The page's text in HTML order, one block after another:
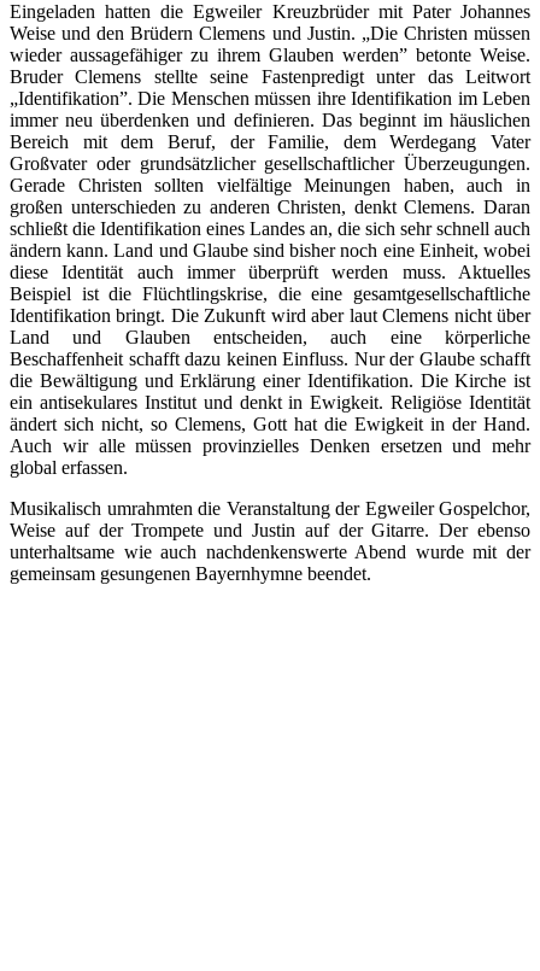
Eingeladen hatten die Egweiler Kreuzbrüder mit Pater Johannes
Weise und den Brüdern Clemens und Justin. „Die Christen müssen
wieder aussagefähiger zu ihrem Glauben werden” betonte Weise.
Bruder Clemens stellte seine Fastenpredigt unter das Leitwort
„Identifikation”. Die Menschen müssen ihre Identifikation im Leben
immer neu überdenken und definieren. Das beginnt im häuslichen
Bereich mit dem Beruf, der Familie, dem Werdegang Vater
Großvater oder grundsätzlicher gesellschaftlicher Überzeugungen.
Gerade Christen sollten vielfältige Meinungen haben, auch in
großen unterschieden zu anderen Christen, denkt Clemens. Daran
schließt die Identifikation eines Landes an, die sich sehr schnell auch
ändern kann. Land und Glaube sind bisher noch eine Einheit, wobei
diese Identität auch immer überprüft werden muss. Aktuelles
Beispiel ist die Flüchtlingskrise, die eine gesamtgesellschaftliche
Identifikation bringt. Die Zukunft wird aber laut Clemens nicht über
Land und Glauben entscheiden, auch eine körperliche
Beschaffenheit schafft dazu keinen Einfluss. Nur der Glaube schafft
die Bewältigung und Erklärung einer Identifikation. Die Kirche ist
ein antisekulares Institut und denkt in Ewigkeit. Religiöse Identität
ändert sich nicht, so Clemens, Gott hat die Ewigkeit in der Hand.
Auch wir alle müssen provinzielles Denken ersetzen und mehr
global erfassen.
Musikalisch umrahmten die Veranstaltung der Egweiler Gospelchor,
Weise auf der Trompete und Justin auf der Gitarre. Der ebenso
unterhaltsame wie auch nachdenkenswerte Abend wurde mit der
gemeinsam gesungenen Bayernhymne beendet.